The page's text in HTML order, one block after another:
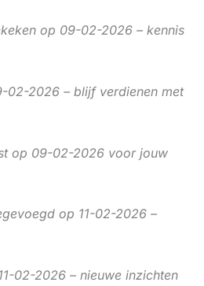
op 09-02-2026 – kennis
02-2026 – blijf verdienen met
op 09-02-2026 voor jouw
op 11-02-2026 –
02-2026 – nieuwe inzichten